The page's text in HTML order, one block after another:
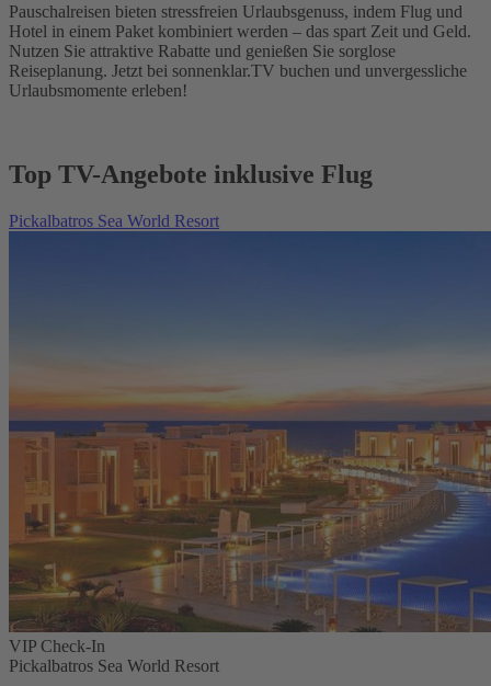
Pauschalreisen bieten stressfreien Urlaubsgenuss, indem Flug und
Hotel in einem Paket kombiniert werden – das spart Zeit und Geld.
Nutzen Sie attraktive Rabatte und genießen Sie sorglose
Reiseplanung. Jetzt bei sonnenklar.TV buchen und unvergessliche
Urlaubsmomente erleben!
Top TV-Angebote inklusive Flug
Pickalbatros Sea World Resort
VIP Check-In
Pickalbatros Sea World Resort